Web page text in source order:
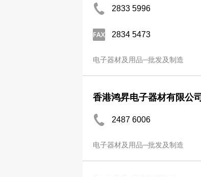
2833 5996
2834 5473
电子器材及用品─批发及制造
香港鸿昇电子器材有限公司
2487 6006
电子器材及用品─批发及制造